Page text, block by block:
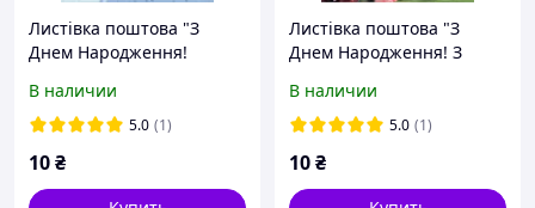
Листівка поштова "З
Днем Народження!
незмінна та безмежна"
В наличии
5.0 (1)
10₴
Листівка поштова "З
Днем Народження! З
благословляє життя твоє,
наповнюючи його..."
В наличии
5.0 (1)
10₴